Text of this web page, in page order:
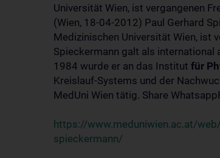
Universität Wien, ist vergangenen
(Wien, 18-04-2012) Paul Gerhard
Medizinischen Universität Wien, ist
Spieckermann galt als international
1984 wurde er an das Institut für
Kreislauf-Systems und der
MedUni Wien tätig. Share
https://www.meduniwien.ac.at/
spieckermann/